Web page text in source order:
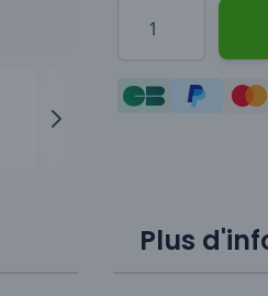
Plus